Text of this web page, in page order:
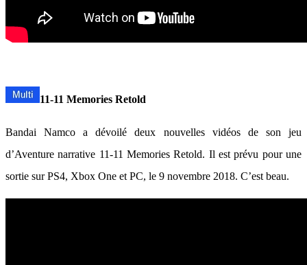
11-11 Memories Retold
Bandai Namco a dévoilé deux nouvelles vidéos de son jeu
d’Aventure narrative 11-11 Memories Retold. Il est prévu pour une
sortie sur PS4, Xbox One et PC, le 9 novembre 2018. C’est beau.